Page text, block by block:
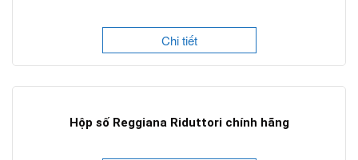
Chi tiết
Hộp số Reggiana Riduttori chính hãng